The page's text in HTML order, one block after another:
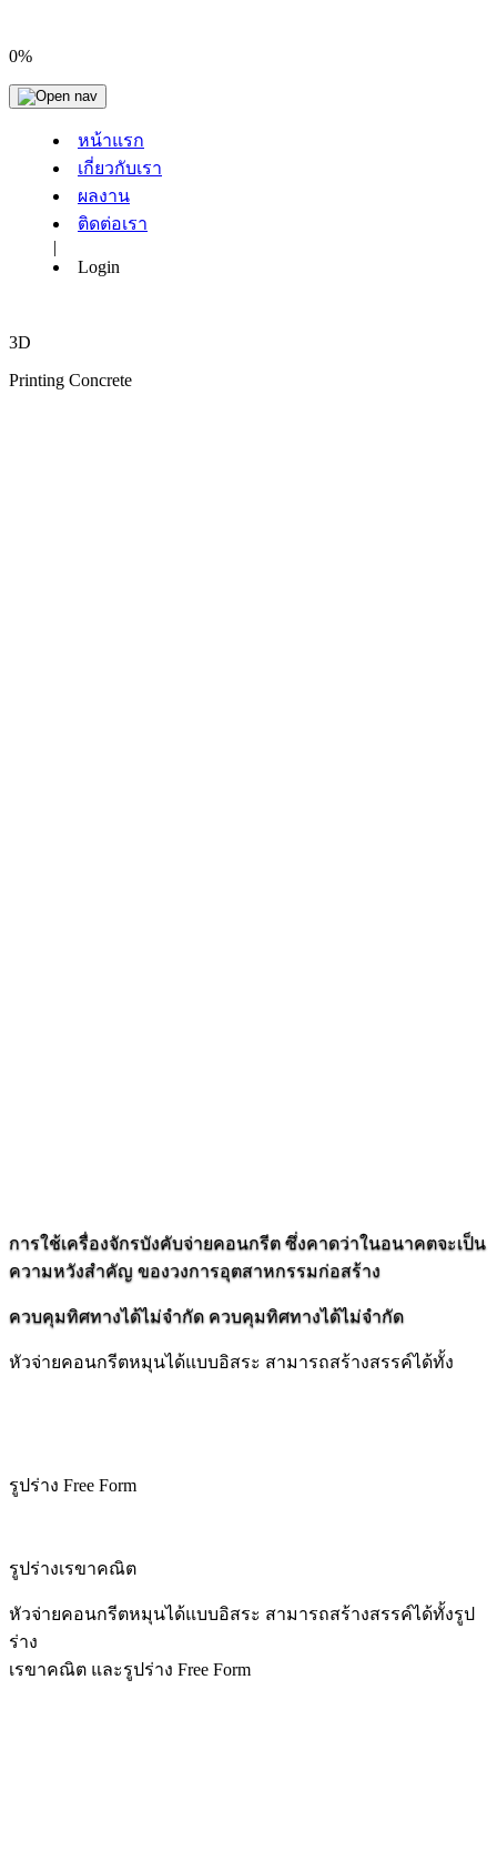
0%
หน้าแรก
เกี่ยวกับเรา
ผลงาน
ติดต่อเรา
|
Login
3D
Printing Concrete
การใช้เครื่องจักรบังคับจ่ายคอนกรีต ซึ่งคาดว่าในอนาคตจะเป็น
ความหวังสำคัญ ของวงการอุตสาหกรรมก่อสร้าง
ควบคุมทิศทางได้ไม่จำกัด ควบคุมทิศทางได้ไม่จำกัด
หัวจ่ายคอนกรีตหมุนได้แบบอิสระ สามารถสร้างสรรค์ได้ทั้ง
รูปร่าง Free Form
รูปร่างเรขาคณิต
หัวจ่ายคอนกรีตหมุนได้แบบอิสระ สามารถสร้างสรรค์ได้ทั้งรูป
ร่าง
เรขาคณิต และรูปร่าง Free Form